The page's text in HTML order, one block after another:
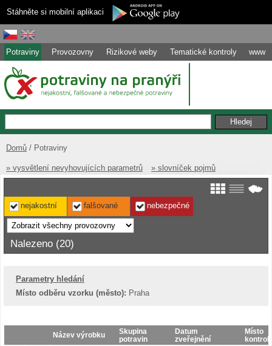
Stáhněte si mobilní aplikaci
Potraviny Provozovny Rizikové weby Tematické kontroly www
Domů Potraviny
» vysvětlení nevyhovujících parametrů » slovníček pojmů
nejakostní falšované nebezpečné
Nalezeno (20)
Parametry hledání
Místo odběru vzorku (město): Praha
Název výrobku
Skupina
potravin
Datum
zveřejnění
Místo